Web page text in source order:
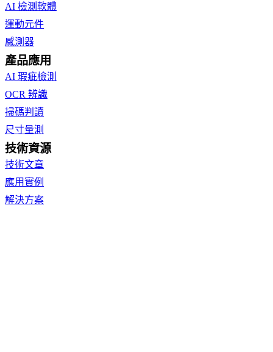
AI 檢測軟體
運動元件
感測器
產品應用
AI 瑕疵檢測
OCR 辨識
掃碼判讀
尺寸量測
技術資源
技術文章
應用實例
解決方案